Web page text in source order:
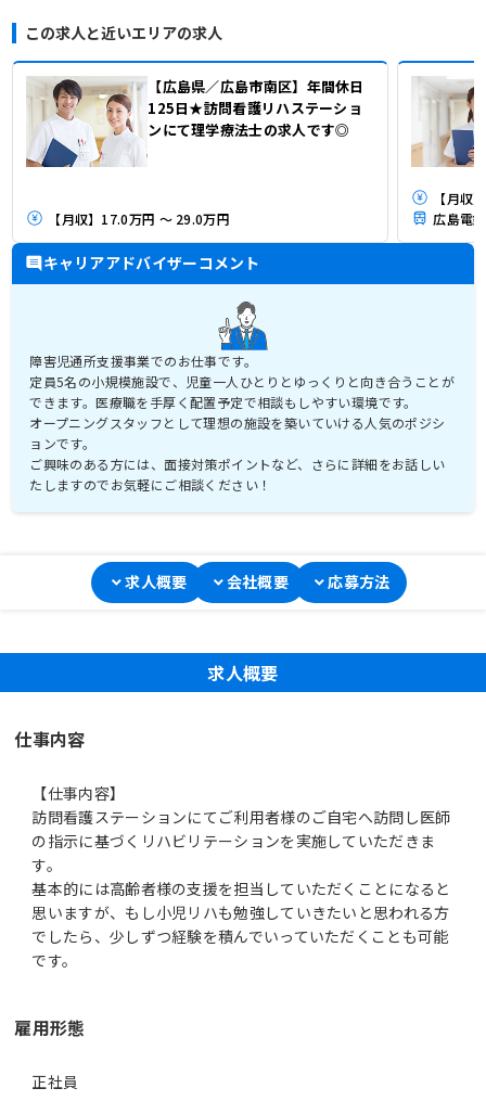
この求人と近いエリアの求人
【広島県／広島市南区】年間休日
125日★訪問看護リハステーショ
ンにて理学療法士の求人です◎
【月収】17.0万円 ～ 29.0万円
【月収
広島電
キャリアアドバイザーコメント
障害児通所支援事業でのお仕事です。
定員5名の小規模施設で、児童一人ひとりとゆっくりと向き合うことが
できます。医療職を手厚く配置予定で相談もしやすい環境です。
オープニングスタッフとして理想の施設を築いていける人気のポジシ
ョンです。
ご興味のある方には、面接対策ポイントなど、さらに詳細をお話しい
たしますのでお気軽にご相談ください！
求人概要 会社概要 応募方法
求人概要
仕事内容
【仕事内容】
訪問看護ステーションにてご利用者様のご自宅へ訪問し医師
の指示に基づくリハビリテーションを実施していただきま
す。
基本的には高齢者様の支援を担当していただくことになると
思いますが、もし小児リハも勉強していきたいと思われる方
でしたら、少しずつ経験を積んでいっていただくことも可能
です。
雇用形態
正社員